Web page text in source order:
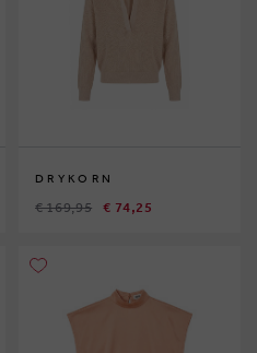
DRYKORN
€ 169,95 € 74,25